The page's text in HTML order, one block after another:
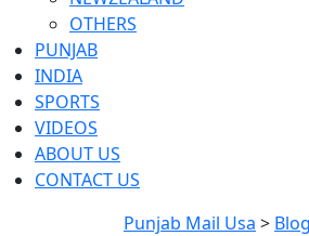
OTHERS
PUNJAB
INDIA
SPORTS
VIDEOS
ABOUT US
CONTACT US
Punjab Mail Usa > Blog